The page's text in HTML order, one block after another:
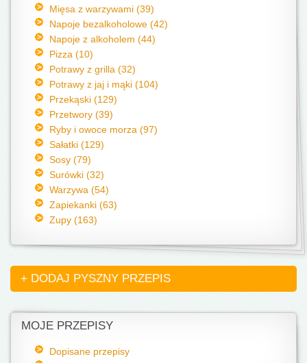
Mięsa z warzywami (39)
Napoje bezalkoholowe (42)
Napoje z alkoholem (44)
Pizza (10)
Potrawy z grilla (32)
Potrawy z jaj i mąki (104)
Przekąski (129)
Przetwory (39)
Ryby i owoce morza (97)
Sałatki (129)
Sosy (79)
Surówki (32)
Warzywa (54)
Zapiekanki (63)
Zupy (163)
+ DODAJ PYSZNY PRZEPIS
MOJE PRZEPISY
Dopisane przepisy